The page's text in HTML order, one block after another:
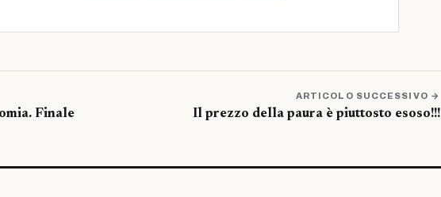
Finale
ARTICOLO SUCCESSIVO →
Il prezzo della paura è piuttosto esoso!!!